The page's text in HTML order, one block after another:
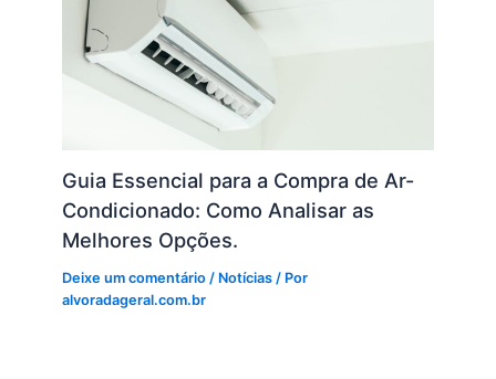
Guia Essencial para a Compra de Ar-
Condicionado: Como Analisar as
Melhores Opções.
Deixe um comentário / Notícias / Por
alvoradageral.com.br